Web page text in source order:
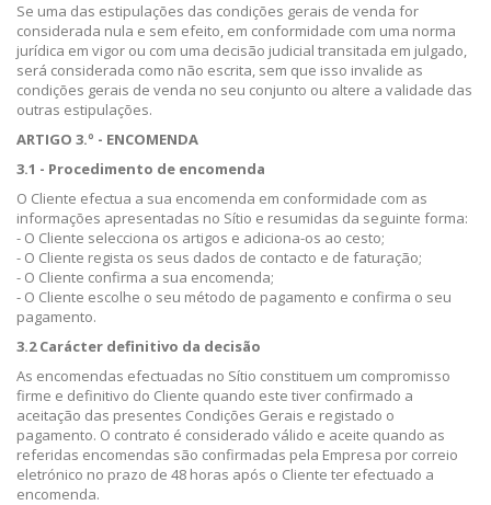
Se uma das estipulações das condições gerais de venda for
considerada nula e sem efeito, em conformidade com uma norma
jurídica em vigor ou com uma decisão judicial transitada em julgado,
será considerada como não escrita, sem que isso invalide as
condições gerais de venda no seu conjunto ou altere a validade das
outras estipulações.
ARTIGO 3.º - ENCOMENDA
3.1 - Procedimento de encomenda
O Cliente efectua a sua encomenda em conformidade com as
informações apresentadas no Sítio e resumidas da seguinte forma:
- O Cliente selecciona os artigos e adiciona-os ao cesto;
- O Cliente regista os seus dados de contacto e de faturação;
- O Cliente confirma a sua encomenda;
- O Cliente escolhe o seu método de pagamento e confirma o seu
pagamento.
3.2 Carácter definitivo da decisão
As encomendas efectuadas no Sítio constituem um compromisso
firme e definitivo do Cliente quando este tiver confirmado a
aceitação das presentes Condições Gerais e registado o
pagamento. O contrato é considerado válido e aceite quando as
referidas encomendas são confirmadas pela Empresa por correio
eletrónico no prazo de 48 horas após o Cliente ter efectuado a
encomenda.